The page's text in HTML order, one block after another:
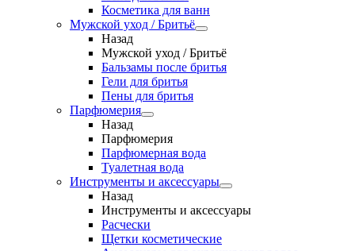
Косметика для ванн
Мужской уход / Бритьё
Назад
Мужской уход / Бритьё
Бальзамы после бритья
Гели для бритья
Пены для бритья
Парфюмерия
Назад
Парфюмерия
Парфюмерная вода
Туалетная вода
Инструменты и аксессуары
Назад
Инструменты и аксессуары
Расчески
Щетки косметические